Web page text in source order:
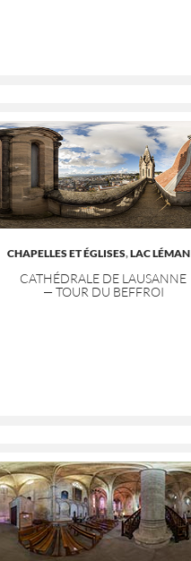
CHAPELLES ET ÉGLISES,LAC LÉMAN
CATHÉDRALE DE LAUSANNE
— TOUR DU BEFFROI